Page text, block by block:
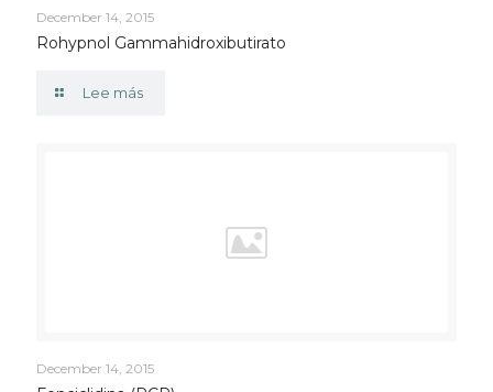
December 14, 2015
Rohypnol Gammahidroxibutirato
Lee más
December 14, 2015